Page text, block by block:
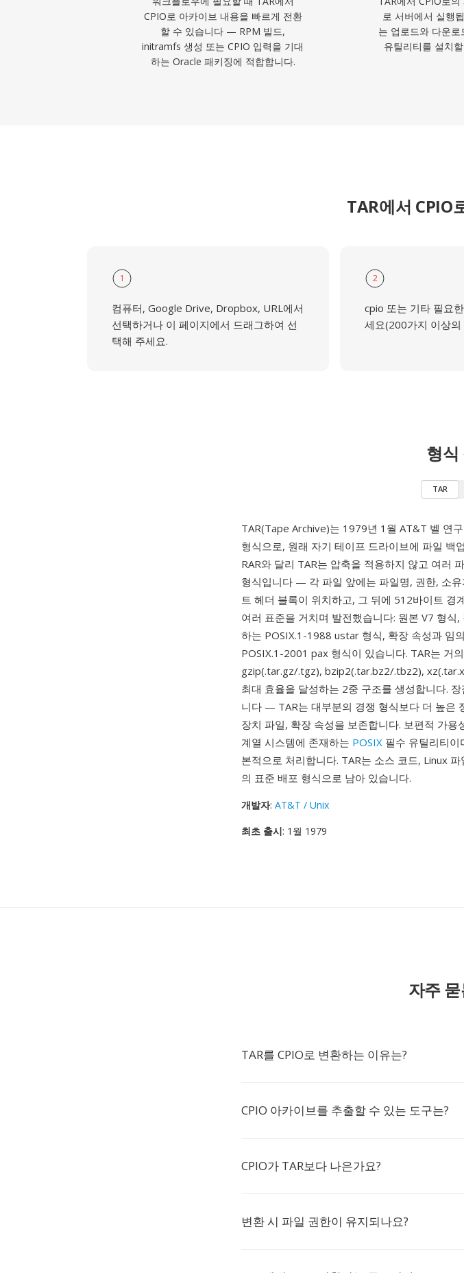
CPIO로 아카이브 내용을 빠르게 전환
할 수 있습니다 — RPM 빌드,
initramfs 생성 또는 CPIO 입력을 기대
하는 Oracle 패키징에 적합합니다.
로 서버에서 실행
는 업로드와 다운
유틸리티를 설치
TAR에서 CPIO
1
컴퓨터, Google Drive, Dropbox, URL에서
선택하거나 이 페이지에서 드래그하여 선
택해 주세요.
2
cpio 또는 기타 필요
세요(200가지 이상의
형식
TAR
TAR(Tape Archive)는 1979년 1월 AT&T 벨 연
형식으로, 원래 자기 테이프 드라이브에 파일 백
RAR와 달리 TAR는 압축을 적용하지 않고 여러
형식입니다 — 각 파일 앞에는 파일명, 권한, 소
트 헤더 블록이 위치하고, 그 뒤에 512바이트 경
여러 표준을 거치며 발전했습니다: 원본 V7 형
하는 POSIX.1-1988 ustar 형식, 확장 속성과 임
POSIX.1-2001 pax 형식이 있습니다. TAR는 거
gzip(.tar.gz/.tgz), bzip2(.tar.bz2/.tbz2),
최대 효율을 달성하는 2중 구조를 생성합니다.
니다 — TAR는 대부분의 경쟁 형식보다 더 높은
장치 파일, 확장 속성을 보존합니다. 보편적 가
계열 시스템에 존재하는 POSIX 필수 유틸리티이
본적으로 처리합니다. TAR는 소스 코드, Linux
의 표준 배포 형식으로 남아 있습니다.
개발자: AT&T / Unix
최초 출시: 1월 1979
자주
TAR를 CPIO로 변환하는 이유는?
CPIO 아카이브를 추출할 수 있는 도구는?
CPIO가 TAR보다 나은가요?
변환 시 파일 권한이 유지되나요?